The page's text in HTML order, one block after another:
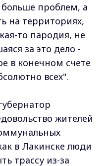
проблем, а
на территориях,
то пародия, не
за это дело -
в конечном счете
всех".
жителей
в Лакинске люди
трассу из-за